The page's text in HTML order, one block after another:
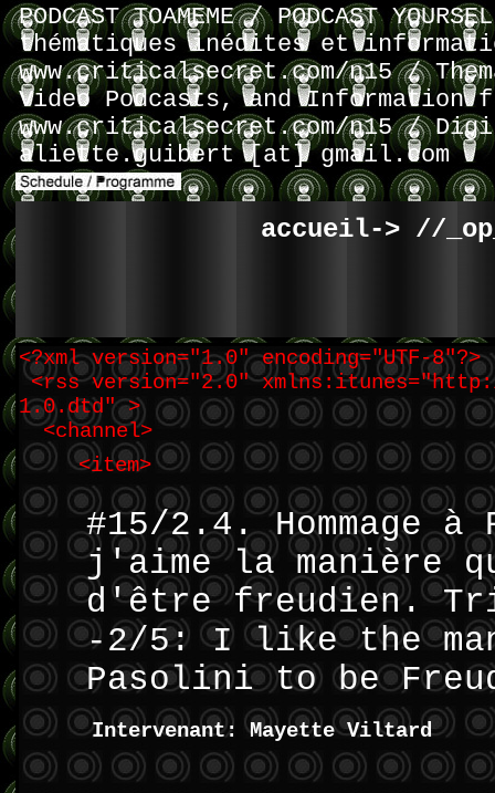
PODCAST TOAMEME / PODCAST
thématiques inédites et
www.criticalsecret.com/n15 /
Video Podcasts, and Information
www.criticalsecret.com/n15 /
aliette.guibert [at] gmail.com
accueil-> //
<?xml version="1.0" encoding="UTF-8"?>
<rss version="2.0"
1.0.dtd" >
<channel>
<item>
#15/2.4. Hommage
j'aime la manière
d'être freudien.
-2/5: I like the
Pasolini to be
Intervenant: Mayette Viltard